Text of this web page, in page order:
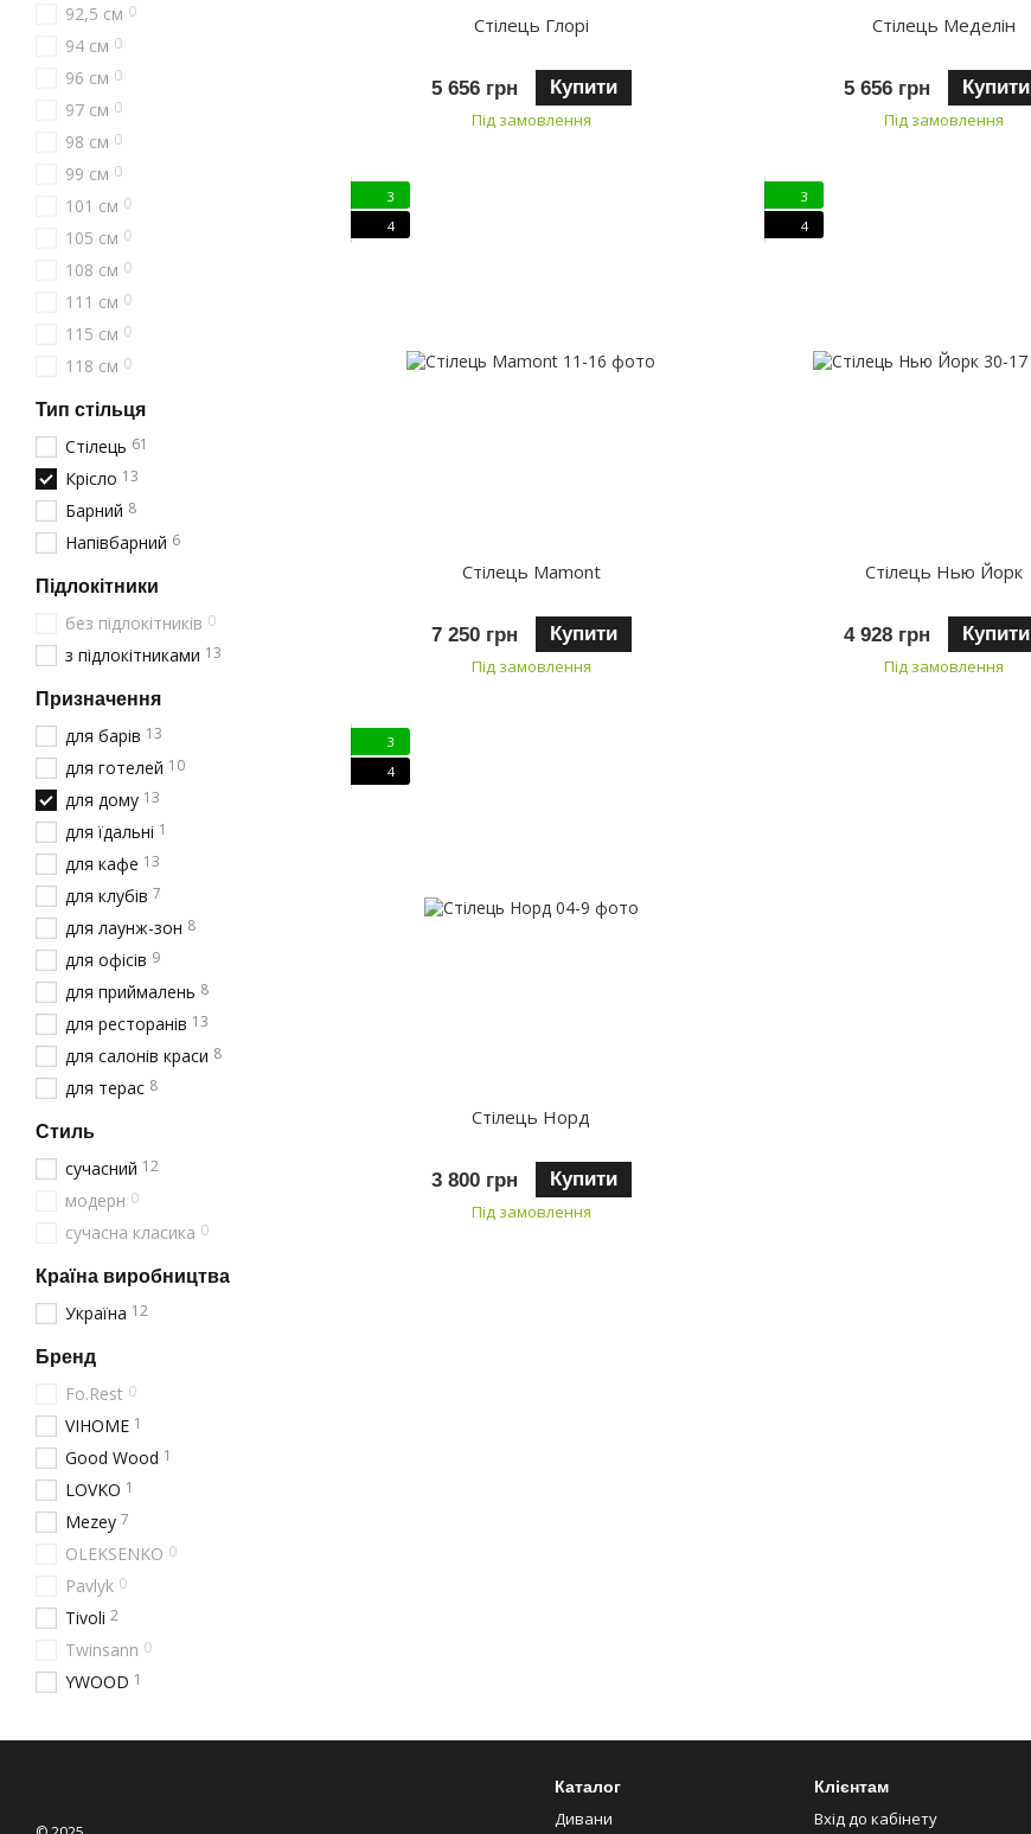
Стілець Глорі
5 656 грн Купити
Під замовлення
Стілець Меделін
5 656 грн Купити
Під замовлення
3
4
Стілець Mamont
7 250 грн Купити
Під замовлення
3
4
Стілець Нью Йорк
4 928 грн Купити
Під замовлення
3
4
Стілець Норд
3 800 грн Купити
Під замовлення
92,5 см 0
94 см 0
96 см 0
97 см 0
98 см 0
99 см 0
101 см 0
105 см 0
108 см 0
111 см 0
115 см 0
118 см 0
Тип стільця
Стілець 61
Крісло 13
Барний 8
Напівбарний 6
Підлокітники
без підлокітників 0
з підлокітниками 13
Призначення
для барів 13
для готелей 10
для дому 13
для їдальні 1
для кафе 13
для клубів 7
для лаунж-зон 8
для офісів 9
для приймалень 8
для ресторанів 13
для салонів краси 8
для терас 8
Стиль
сучасний 12
модерн 0
сучасна класика 0
Країна виробництва
Україна 12
Бренд
Fo.Rest 0
VIHOME 1
Good Wood 1
LOVKO 1
Mezey 7
OLEKSENKO 0
Pavlyk 0
Tivoli 2
Twinsann 0
YWOOD 1
Каталог
Дивани
Клієнтам
Вхід до кабінету